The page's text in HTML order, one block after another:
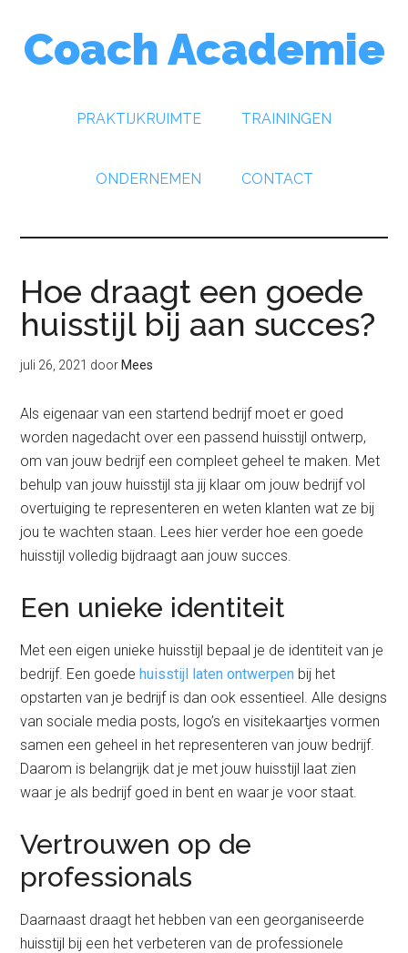
Coach Academie
PRAKTIJKRUIMTE TRAININGEN
ONDERNEMEN CONTACT
Hoe draagt een goede
huisstijl bij aan succes?
juli 26, 2021 door Mees
Als eigenaar van een startend bedrijf moet er goed
worden nagedacht over een passend huisstijl ontwerp,
om van jouw bedrijf een compleet geheel te maken. Met
behulp van jouw huisstijl sta jij klaar om jouw bedrijf vol
overtuiging te representeren en weten klanten wat ze bij
jou te wachten staan. Lees hier verder hoe een goede
huisstijl volledig bijdraagt aan jouw succes.
Een unieke identiteit
Met een eigen unieke huisstijl bepaal je de identiteit van je
bedrijf. Een goedehuisstijl laten ontwerpen bij het
opstarten van je bedrijf is dan ook essentieel. Alle designs
van sociale media posts, logo’s en visitekaartjes vormen
samen een geheel in het representeren van jouw bedrijf.
Daarom is belangrijk dat je met jouw huisstijl laat zien
waar je als bedrijf goed in bent en waar je voor staat.
Vertrouwen op de
professionals
Daarnaast draagt het hebben van een georganiseerde
huisstijl bij een het verbeteren van de professionele